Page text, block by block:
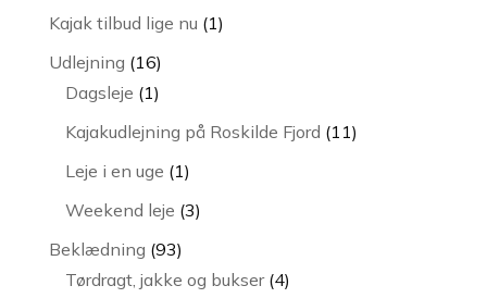
vare
Kajak tilbud lige nu 11
Udlejning 1616
varer
Dagsleje 11
vare
Kajakudlejning på Roskilde Fjord 1111
Leje i en uge 11
vare
Weekend leje 33
Beklædning 9393
varer
Tørdragt, jakke og bukser 44